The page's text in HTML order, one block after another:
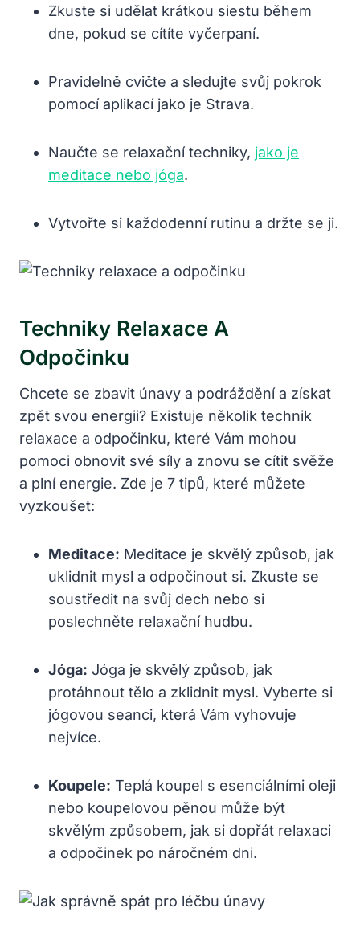
Zkuste si udělat krátkou siestu během
dne, pokud se cítíte vyčerpaní.
Pravidelně cvičte a sledujte svůj pokrok
pomocí aplikací jako je Strava.
Naučte se relaxační techniky, jako je
meditace nebo jóga.
Vytvořte si každodenní rutinu a držte se ji.
Techniky Relaxace A
Odpočinku
Chcete se zbavit únavy a podráždění a získat
zpět svou energii? Existuje několik technik
relaxace a odpočinku, které Vám mohou
pomoci obnovit své síly a znovu se cítit svěže
a plní energie. Zde je 7 tipů, které můžete
vyzkoušet:
Meditace: Meditace je skvělý způsob, jak
uklidnit mysl a odpočinout si. Zkuste se
soustředit na svůj dech nebo si
poslechněte relaxační hudbu.
Jóga: Jóga je skvělý způsob, jak
protáhnout tělo a zklidnit mysl. Vyberte si
jógovou seanci, která Vám vyhovuje
nejvíce.
Koupele: Teplá koupel s esenciálními oleji
nebo koupelovou pěnou může být
skvělým způsobem, jak si dopřát relaxaci
a odpočinek po náročném dni.